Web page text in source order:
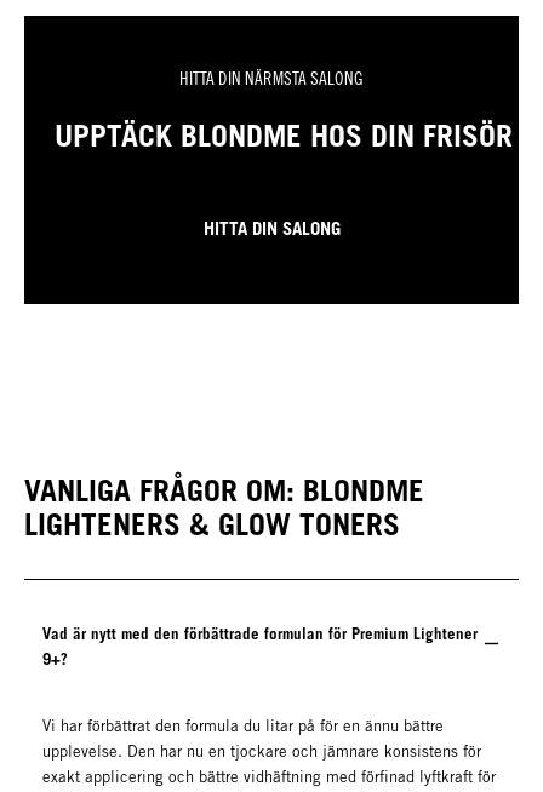
HITTA DIN NÄRMSTA SALONG
UPPTÄCK BLONDME HOS DIN FRISÖR
HITTA DIN SALONG
VANLIGA FRÅGOR OM: BLONDME
LIGHTENERS & GLOW TONERS
Vad är nytt med den förbättrade formulan för Premium Lightener
9+?
Vi har förbättrat den formula du litar på för en ännu bättre
upplevelse. Den har nu en tjockare och jämnare konsistens för
exakt applicering och bättre vidhäftning med förfinad lyftkraft för